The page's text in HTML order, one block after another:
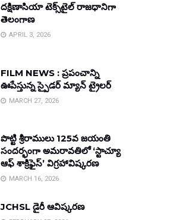
దక్షిణాసియా టెక్స్‌టైల్ రాజధానిగా
తెలంగాణ
APRIL 3, 2026
FILM NEWS : ప్రపంచాన్ని
ఊపేస్తున్న స్పైడర్ మ్యాన్ ట్రైలర్
MARCH 27, 2026
పొట్టి శ్రీరాములు 125వ జయంతి
సందర్భంగా అమరావతిలో ‘స్టాచ్యూ
ఆఫ్ శాక్రిఫైస్’ విగ్రహావిష్కరణ
MARCH 16, 2026
JCHSL డైరీ ఆవిష్కరణ